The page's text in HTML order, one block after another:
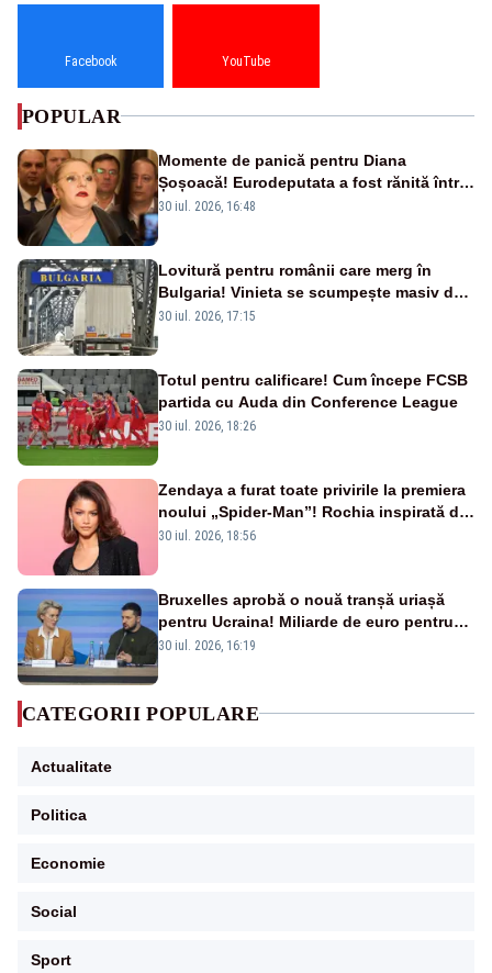
Facebook YouTube
POPULAR
Momente de panică pentru Diana
Șoșoacă! Eurodeputata a fost rănită într-
un accident rutier
30 iul. 2026, 16:48
Lovitură pentru românii care merg în
Bulgaria! Vinieta se scumpește masiv de
la 1 august
30 iul. 2026, 17:15
Totul pentru calificare! Cum începe FCSB
partida cu Auda din Conference League
30 iul. 2026, 18:26
Zendaya a furat toate privirile la premiera
noului „Spider-Man”! Rochia inspirată de
pânza de păianjen a făcut senzație
30 iul. 2026, 18:56
Bruxelles aprobă o nouă tranșă uriașă
pentru Ucraina! Miliarde de euro pentru
armament și apărare
30 iul. 2026, 16:19
CATEGORII POPULARE
Actualitate
Politica
Economie
Social
Sport